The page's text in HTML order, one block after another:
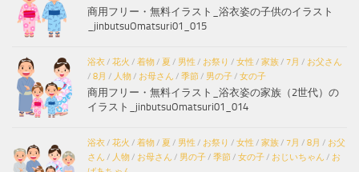
商用フリー・無料イラスト_浴衣姿の子供のイラスト
_jinbutsuOmatsuri01_015
浴衣/ 花火 / 着物/ 夏 / 男性 / お祭り / 女性 / 家族/ 7月 / お父さん
/ 8月 / 人物/ お母さん / 季節/ 男の子/ 女の子
商用フリー・無料イラスト_浴衣姿の家族（2世代）の
イラスト_jinbutsuOmatsuri01_014
浴衣/ 花火 / 着物/ 夏 / 男性 / お祭り / 女性 / 家族/ 7月 / 8月 / お父
さん / 人物/ お母さん / 男の子/ 季節/ 女の子/ おじいちゃん / お